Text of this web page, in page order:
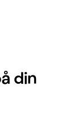
din